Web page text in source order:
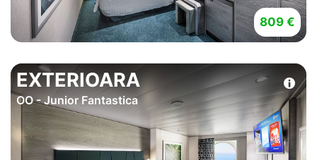
809 €
EXTERIOARA
OO - Junior Fantastica